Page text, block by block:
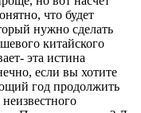
что будет
нужно сделать
китайского
эта истина
если вы хотите
год продолжить